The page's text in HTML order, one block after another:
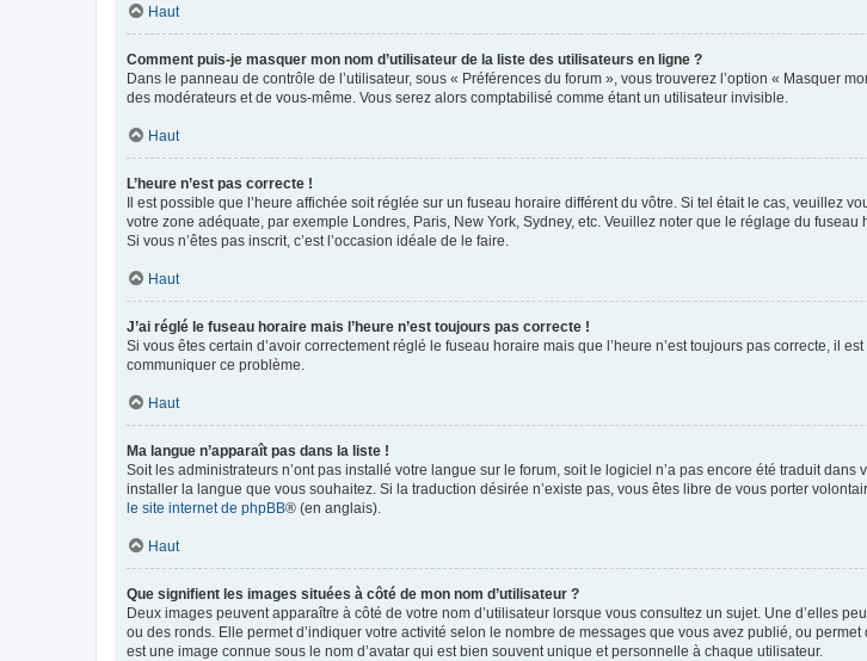
Haut
Comment puis-je masquer mon nom d’utilisateur de la liste des utilisateurs en ligne ?
Dans le panneau de contrôle de l’utilisateur, sous « Préférences du forum », vous trouverez l’option « Masquer
des modérateurs et de vous-même. Vous serez alors comptabilisé comme étant un utilisateur invisible.
Haut
L’heure n’est pas correcte !
Il est possible que l’heure affichée soit réglée sur un fuseau horaire différent du vôtre. Si tel était le cas, veuillez
votre zone adéquate, par exemple Londres, Paris, New York, Sydney, etc. Veuillez noter que le réglage du
Si vous n’êtes pas inscrit, c’est l’occasion idéale de le faire.
Haut
J’ai réglé le fuseau horaire mais l’heure n’est toujours pas correcte !
Si vous êtes certain d’avoir correctement réglé le fuseau horaire mais que l’heure n’est toujours pas correcte, il
communiquer ce problème.
Haut
Ma langue n’apparaît pas dans la liste !
Soit les administrateurs n’ont pas installé votre langue sur le forum, soit le logiciel n’a pas encore été traduit
installer la langue que vous souhaitez. Si la traduction désirée n’existe pas, vous êtes libre de vous porter
le site internet de phpBB® (en anglais).
Haut
Que signifient les images situées à côté de mon nom d’utilisateur ?
Deux images peuvent apparaître à côté de votre nom d’utilisateur lorsque vous consultez un sujet. Une d’elles
ou des ronds. Elle permet d’indiquer votre activité selon le nombre de messages que vous avez publié, ou
est une image connue sous le nom d’avatar qui est bien souvent unique et personnelle à chaque utilisateur.